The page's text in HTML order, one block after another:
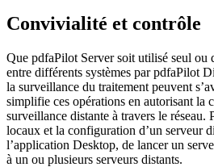
Convivialité et contrôle
Que pdfaPilot Server soit utilisé seul ou
entre différents systèmes par pdfaPilot
la surveillance du traitement peuvent
simplifie ces opérations en autorisant la
surveillance distante à travers le réseau.
locaux et la configuration d’un serveur
l’application Desktop, de lancer un
à un ou plusieurs serveurs distants.